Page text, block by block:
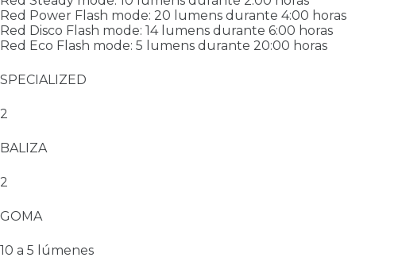
Red Power Flash mode: 20 lumens durante 4:00 horas
Red Disco Flash mode: 14 lumens durante 6:00 horas
Red Eco Flash mode: 5 lumens durante 20:00 horas
SPECIALIZED
2
BALIZA
2
GOMA
10 a 5 lúmenes